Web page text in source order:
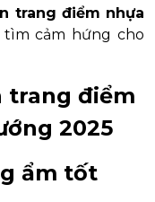
trang điểm nhựa
tìm cảm hứng cho
trang điểm
2025
ẩm tốt